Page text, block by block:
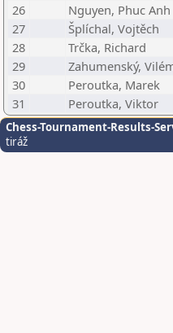
26
Nguyen, Phuc Anh
27
Šplíchal, Vojtěch
28
Trčka, Richard
29
Zahumenský,
30
Peroutka, Marek
31
Peroutka, Viktor
Chess-Tournament-Results-
tiráž